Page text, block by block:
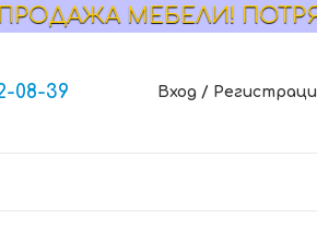
08-39 Вход /
МЕБЕЛИ!